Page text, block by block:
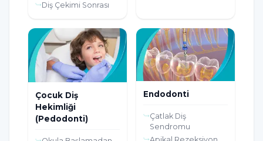
Diş Çekimi Sonrası
Çocuk Diş
Hekimliği
(Pedodonti)
Endodonti
Çatlak Diş
Sendromu